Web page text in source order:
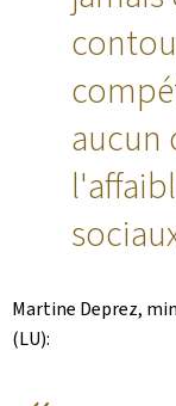
aucun
Martine Deprez,
(LU):